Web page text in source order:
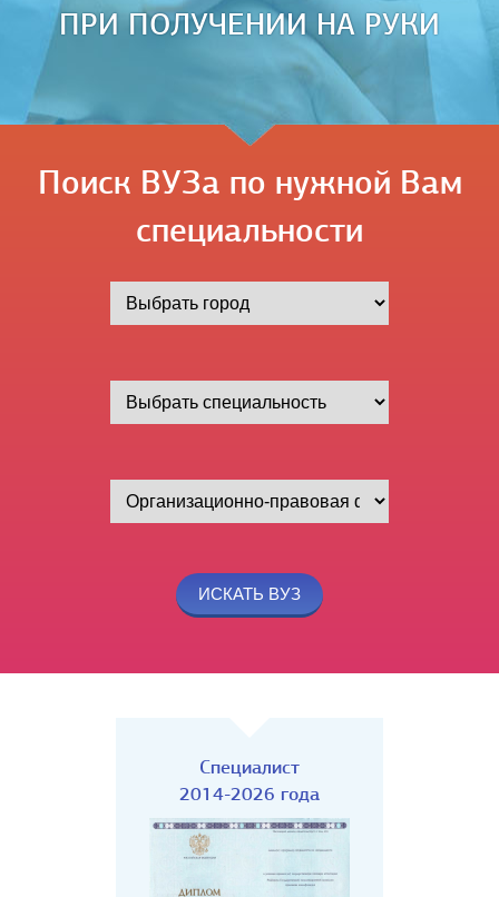
ПРИ ПОЛУЧЕНИИ НА РУКИ
Поиск ВУЗа по нужной Вам
специальности
Специалист
2014-2026 года